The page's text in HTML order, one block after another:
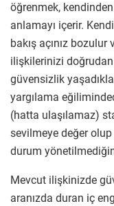
öğrenmek,
anlamayı içerir.
bakış açınız
ilişkilerinizi
güvensizlik
yargılama
(hatta ulaşılamaz)
sevilmeye değer olup
durum
Mevcut ilişkinizde
aranızda duran iç